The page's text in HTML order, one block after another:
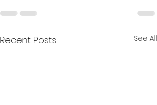
Recent Posts See All